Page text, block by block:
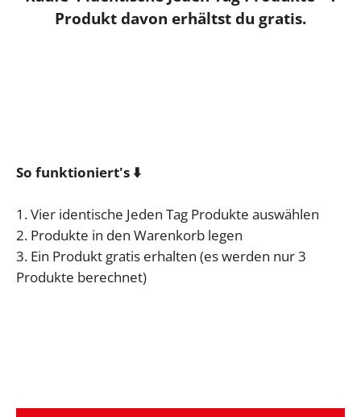
Produkt davon erhältst du gratis.
So funktioniert's ⬇️
1. Vier identische Jeden Tag Produkte auswählen
2. Produkte in den Warenkorb legen
3. Ein Produkt gratis erhalten (es werden nur 3
Produkte berechnet)